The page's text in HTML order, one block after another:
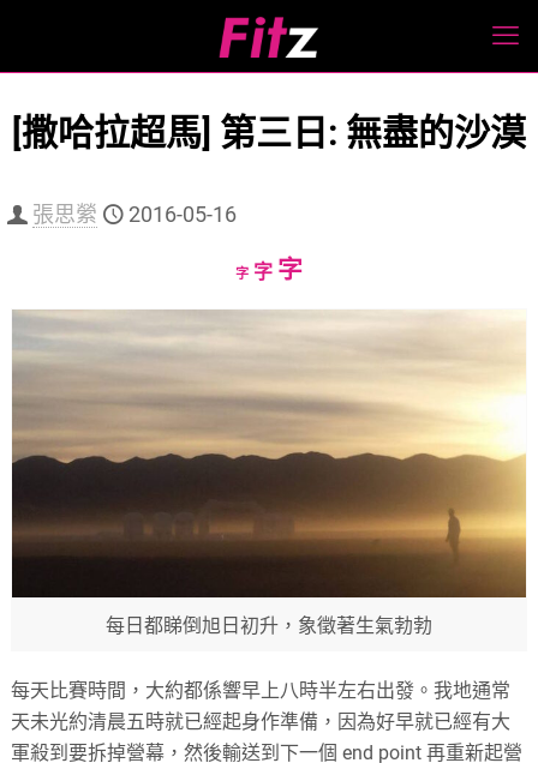
[撒哈拉超馬] 第三日: 無盡的沙漠
張思縈 2016-05-16
字Decrease
字Reset
size.
字Increase
size.
每日都睇倒旭日初升，象徵著生氣勃勃
每天比賽時間，大約都係響早上八時半左右出發。我地通常
天未光約清晨五時就已經起身作準備，因為好早就已經有大
軍殺到要拆掉營幕，然後輸送到下一個 end point 再重新起營